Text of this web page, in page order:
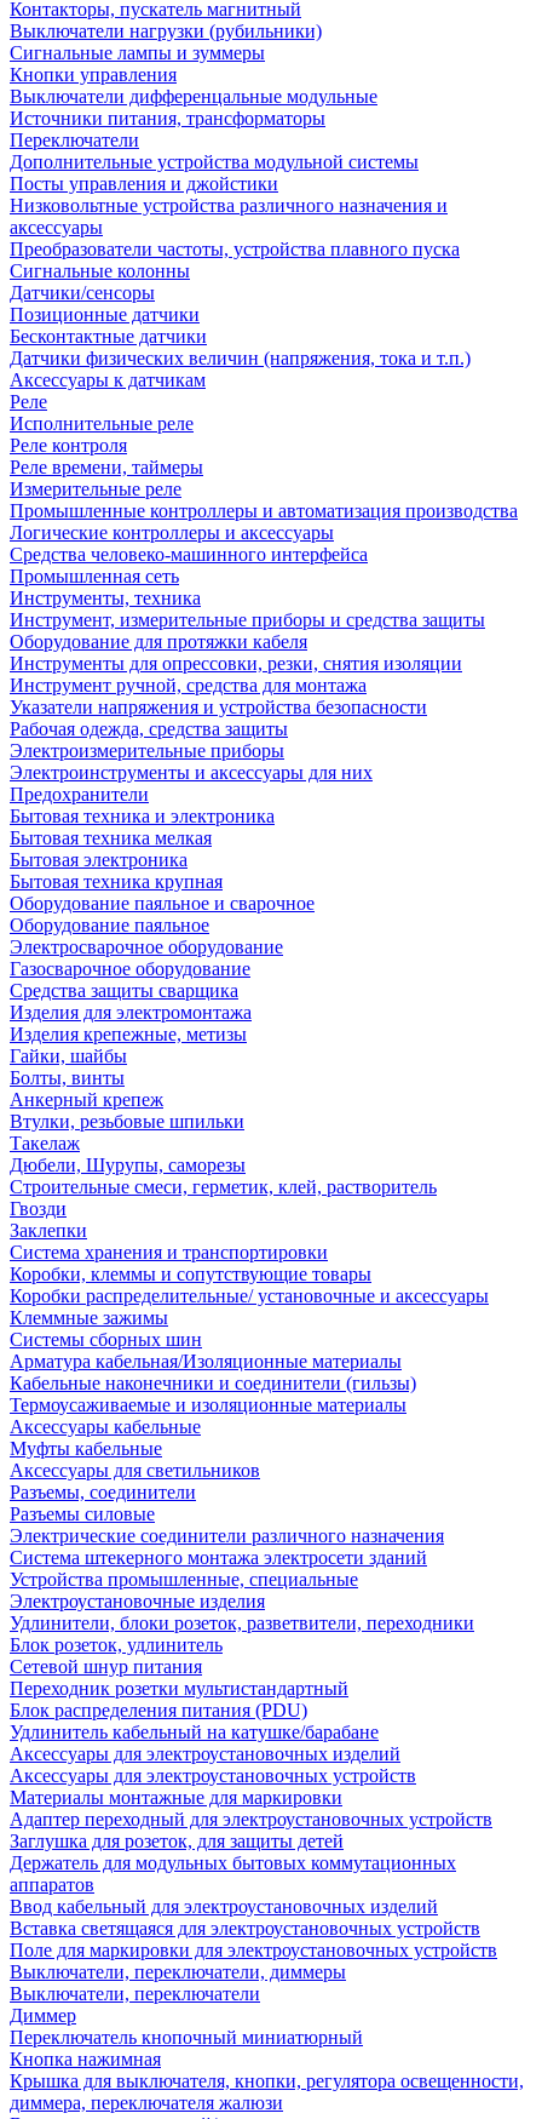
Контакторы, пускатель магнитный
Выключатели нагрузки (рубильники)
Сигнальные лампы и зуммеры
Кнопки управления
Выключатели дифференцальные модульные
Источники питания, трансформаторы
Переключатели
Дополнительные устройства модульной системы
Посты управления и джойстики
Низковольтные устройства различного назначения и
аксессуары
Преобразователи частоты, устройства плавного пуска
Сигнальные колонны
Датчики/сенсоры
Позиционные датчики
Бесконтактные датчики
Датчики физических величин (напряжения, тока и т.п.)
Аксессуары к датчикам
Реле
Исполнительные реле
Реле контроля
Реле времени, таймеры
Измерительные реле
Промышленные контроллеры и автоматизация производства
Логические контроллеры и аксессуары
Средства человеко-машинного интерфейса
Промышленная сеть
Инструменты, техника
Инструмент, измерительные приборы и средства защиты
Оборудование для протяжки кабеля
Инструменты для опрессовки, резки, снятия изоляции
Инструмент ручной, средства для монтажа
Указатели напряжения и устройства безопасности
Рабочая одежда, средства защиты
Электроизмерительные приборы
Электроинструменты и аксессуары для них
Предохранители
Бытовая техника и электроника
Бытовая техника мелкая
Бытовая электроника
Бытовая техника крупная
Оборудование паяльное и сварочное
Оборудование паяльное
Электросварочное оборудование
Газосварочное оборудование
Средства защиты сварщика
Изделия для электромонтажа
Изделия крепежные, метизы
Гайки, шайбы
Болты, винты
Анкерный крепеж
Втулки, резьбовые шпильки
Такелаж
Дюбели, Шурупы, саморезы
Строительные смеси, герметик, клей, растворитель
Гвозди
Заклепки
Система хранения и транспортировки
Коробки, клеммы и сопутствующие товары
Коробки распределительные/ установочные и аксессуары
Клеммные зажимы
Системы сборных шин
Арматура кабельная/Изоляционные материалы
Кабельные наконечники и соединители (гильзы)
Термоусаживаемые и изоляционные материалы
Аксессуары кабельные
Муфты кабельные
Аксессуары для светильников
Разъемы, соединители
Разъемы силовые
Электрические соединители различного назначения
Система штекерного монтажа электросети зданий
Устройства промышленные, специальные
Электроустановочные изделия
Удлинители, блоки розеток, разветвители, переходники
Блок розеток, удлинитель
Сетевой шнур питания
Переходник розетки мультистандартный
Блок распределения питания (PDU)
Удлинитель кабельный на катушке/барабане
Аксессуары для электроустановочных изделий
Аксессуары для электроустановочных устройств
Материалы монтажные для маркировки
Адаптер переходный для электроустановочных устройств
Заглушка для розеток, для защиты детей
Держатель для модульных бытовых коммутационных
аппаратов
Ввод кабельный для электроустановочных изделий
Вставка светящаяся для электроустановочных устройств
Поле для маркировки для электроустановочных устройств
Выключатели, переключатели, диммеры
Выключатели, переключатели
Диммер
Переключатель кнопочный миниатюрный
Кнопка нажимная
Крышка для выключателя, кнопки, регулятора освещенности,
диммера, переключателя жалюзи